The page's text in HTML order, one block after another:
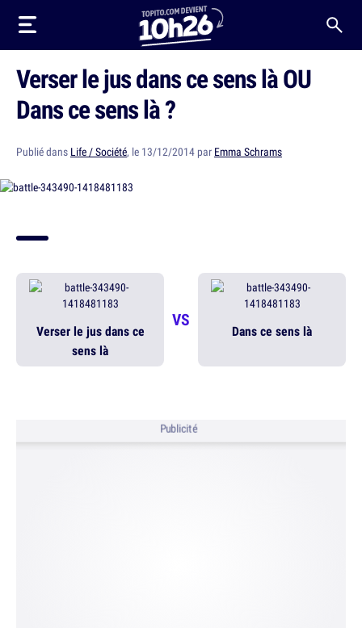
Verser le jus dans ce sens là OU
Dans ce sens là ?
Publié dans Life / Société, le 13/12/2014 par Emma Schrams
Verser le jus dans ce
sens là
VS
Dans ce sens là
Publicité